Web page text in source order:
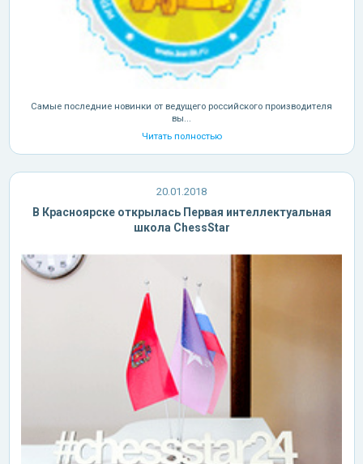
Самые последние новинки от ведущего российского производителя
вы...
Читать полностью
20.01.2018
В Красноярске открылась Первая интеллектуальная
школа ChessStar